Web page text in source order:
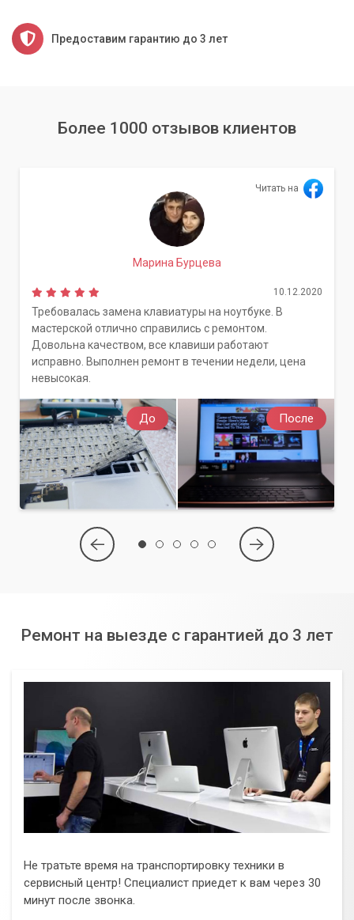
Предоставим гарантию до 3 лет
Более 1000 отзывов клиентов
До После
Читать на
Марина Бурцева
10.12.2020
Требовалась замена клавиатуры на ноутбуке. В
мастерской отлично справились с ремонтом.
Довольна качеством, все клавиши работают
исправно. Выполнен ремонт в течении недели, цена
невысокая.
Ремонт на выезде с гарантией до 3 лет
Не тратьте время на транспортировку техники в
сервисный центр! Специалист приедет к вам через 30
минут после звонка.